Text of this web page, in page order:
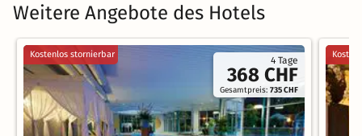
Weitere Angebote des Hotels
4 Tage
368 CHF
Gesamtpreis:735 CHF
Kostenlos stornierbar